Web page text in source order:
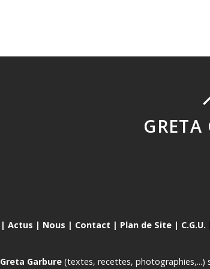
GRETA
| Actus | Nous | Contact | Plan de Site | C.G.U.
Greta Garbure (textes, recettes, photographies,...)